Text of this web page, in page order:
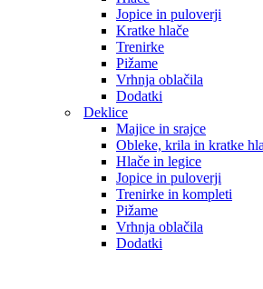
Jopice in puloverji
Kratke hlače
Trenirke
Pižame
Vrhnja oblačila
Dodatki
Deklice
Majice in srajce
Obleke, krila in kratke
Hlače in legice
Jopice in puloverji
Trenirke in kompleti
Pižame
Vrhnja oblačila
Dodatki